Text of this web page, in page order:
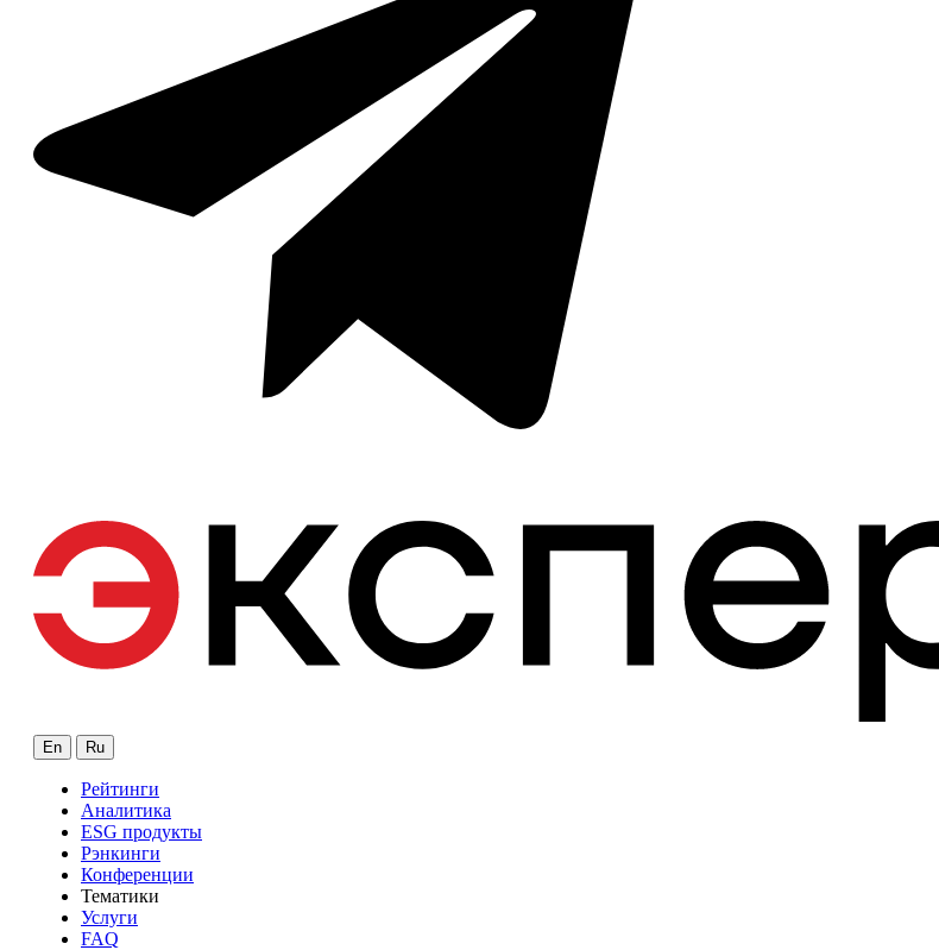
En Ru
Рейтинги
Аналитика
ESG продукты
Рэнкинги
Конференции
Тематики
Услуги
FAQ